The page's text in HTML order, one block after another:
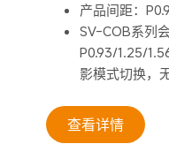
产品间距：
SV-COB系列
P0.93/1.25/
影模式切换，
查看详情